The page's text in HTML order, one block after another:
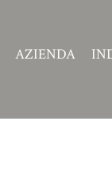
AZIENDA